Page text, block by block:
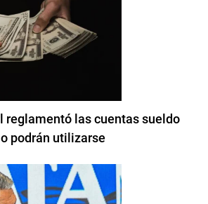
reglamentó las cuentas sueldo
podrán utilizarse